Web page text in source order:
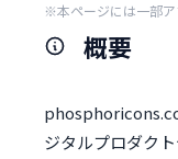
※本ページには一部ア
概要
ジタルプロダク